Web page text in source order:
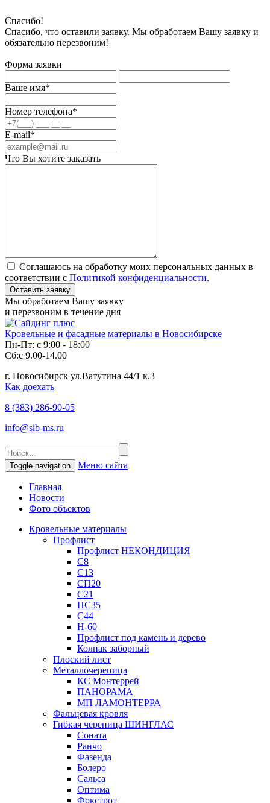
Спасибо!
Спасибо, что оставили заявку. Мы обработаем Вашу заявку и
обязательно перезвоним!
Форма заявки
Ваше имя*
Номер телефона*
E-mail*
Что Вы хотите заказать
Соглашаюсь на обработку моих персональных данных в
соответствии с Политикой конфиденциальности.
Мы обработаем Вашу заявку
и перезвоним в течение дня
Кровельные и фасадные материалы в Новосибирске
Пн-Пт: с 9:00 - 18:00
Сб:с 9.00-14.00
г. Новосибирск ул.Ватутина 44/1 к.3
Как доехать
8 (383) 286-90-05
info@sib-ms.ru
Toggle navigation Меню сайта
Главная
Новости
Фото объектов
Кровельные материалы
Профлист
Профлист НЕКОНДИЦИЯ
С8
С13
СП20
С21
НС35
С44
Н-60
Профлист под камень и дерево
Колпак заборный
Плоский лист
Металлочерепица
КС Монтеррей
ПАНОРАМА
МП ЛАМОНТЕРРА
Фальцевая кровля
Гибкая черепица ШИНГЛАС
Соната
Ранчо
Фазенда
Болеро
Сальса
Оптима
Фокстрот